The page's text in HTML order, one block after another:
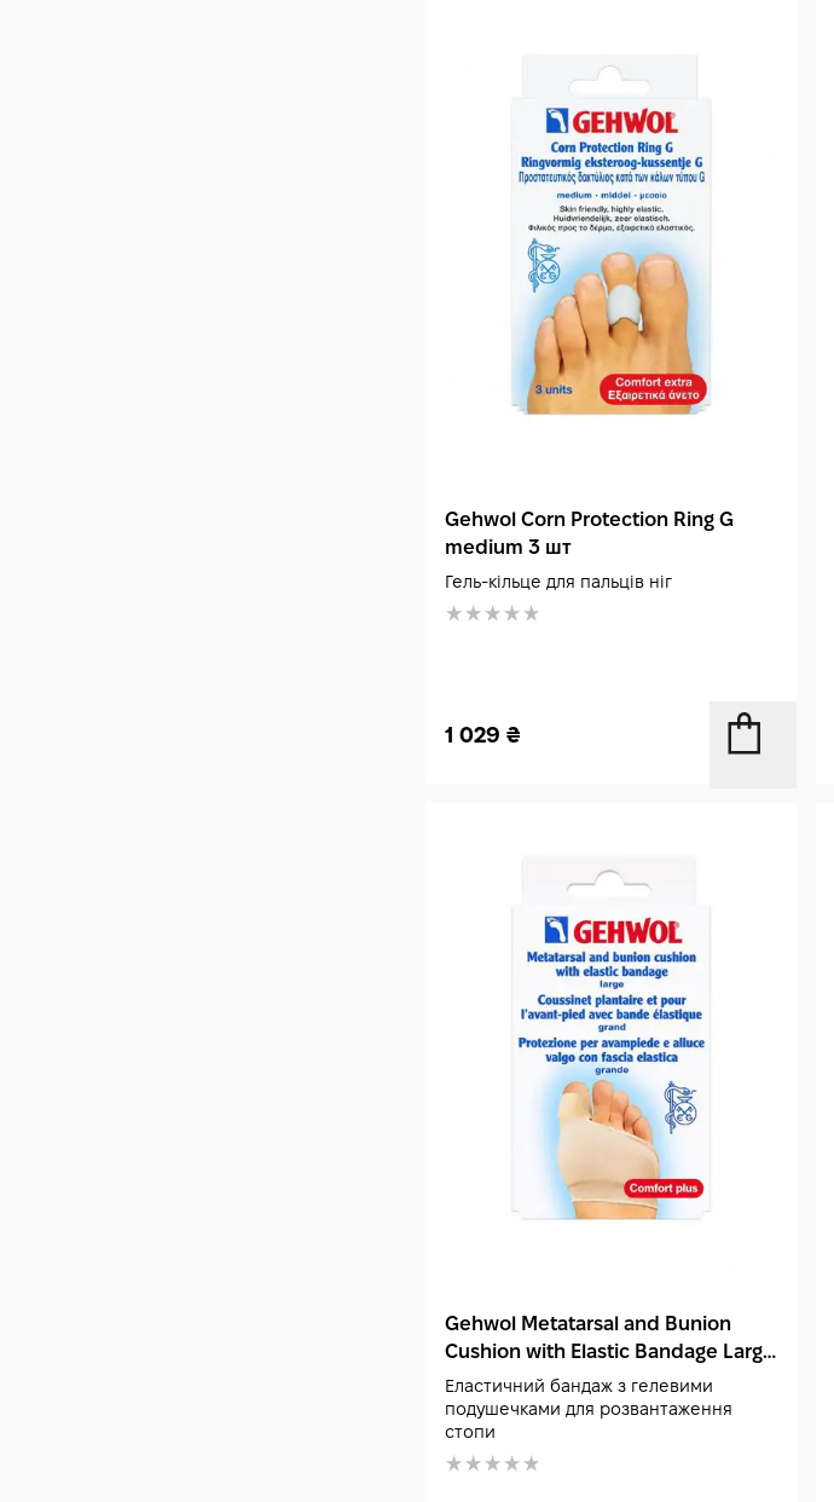
Gehwol Corn Protection Ring G
medium 3 шт
Гель-кільце для пальців ніг
1 029 ₴
Gehwol Metatarsal and Bunion
Cushion with Elastic Bandage Large
1 шт
Еластичний бандаж з гелевими
подушечками для розвантаження
стопи